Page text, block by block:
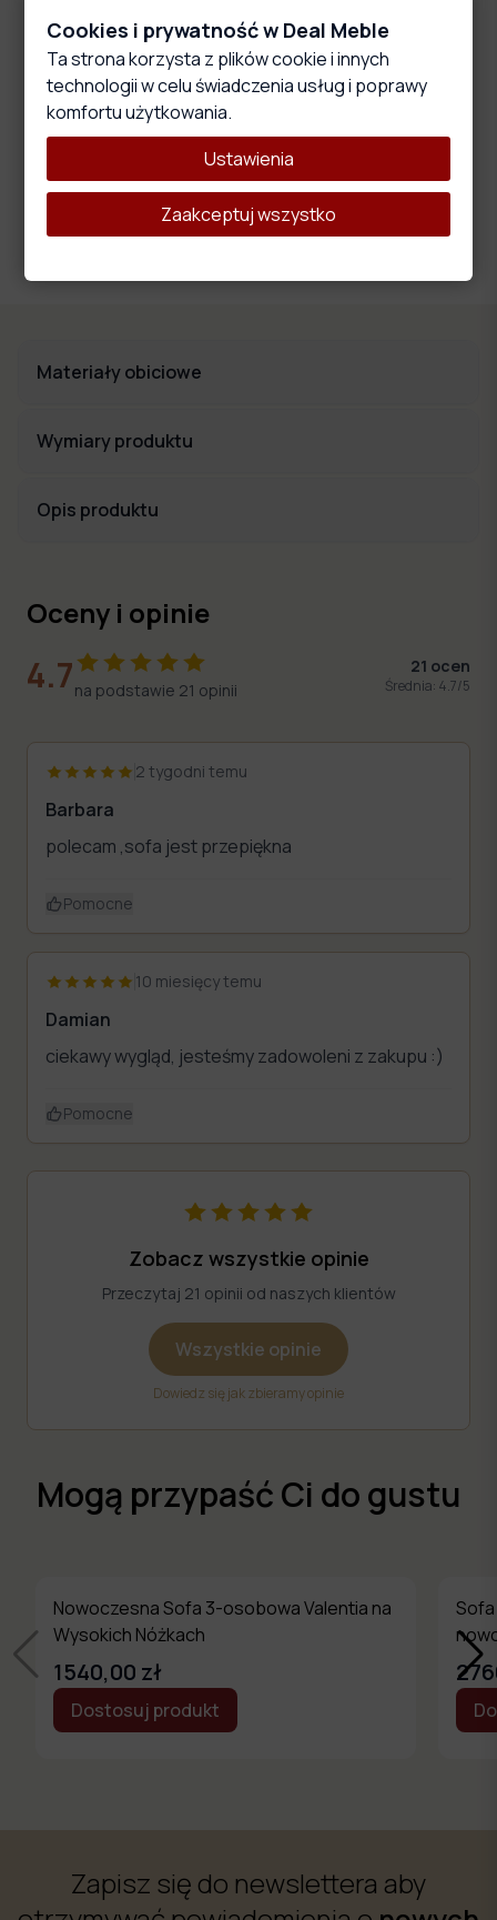
Główne cechy produktu
Wysokoelastyczna pianka
Materiał ten wyróżnia się właściwościami, które wpływają na
wygodę i komfort użytkowania oraz trwałość i stabilność
Materiały obiciowe
Wymiary produktu
Opis produktu
Oceny i opinie
4.7na podstawie 21 opinii
21 ocen
Średnia: 4.7/5
2 tygodni temu
Barbara
polecam ,sofa jest przepiękna
Pomocne
10 miesięcy temu
Damian
ciekawy wygląd, jesteśmy zadowoleni z zakupu :)
Pomocne
Zobacz wszystkie opinie
Przeczytaj 21 opinii od naszych klientów
Wszystkie opinie
Dowiedz się jak zbieramy opinie
Mogą przypaść Ci do gustu
Nowoczesna Sofa 3-osobowa Valentia na
Wysokich Nóżkach
1540,00 zł
Dostosuj produkt
Zapisz się do newslettera aby
Cookies i prywatność w Deal Meble
Ta strona korzysta z plików cookie i innych
technologii w celu świadczenia usług i poprawy
komfortu użytkowania.
Ustawienia
Zaakceptuj wszystko